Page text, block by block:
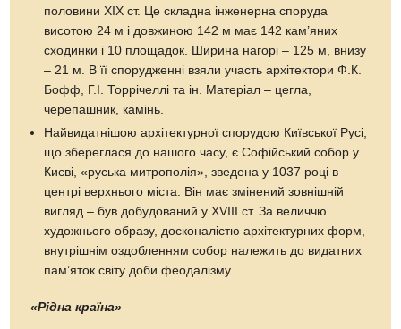
половини XIX ст. Це складна інженерна споруда
висотою 24 м і довжиною 142 м має 142 кам’яних
сходинки і 10 площадок. Ширина нагорі – 125 м, внизу
– 21 м. В її спорудженні взяли участь архітектори Ф.К.
Бофф, Г.І. Торрічеллі та ін. Матеріал – цегла,
черепашник, камінь.
Найвидатнішою архітектурної спорудою Київської Русі,
що збереглася до нашого часу, є Софійський собор у
Києві, «руська митрополія», зведена у 1037 році в
центрі верхнього міста. Він має змінений зовнішній
вигляд – був добудований у XVIII ст. За величчю
художнього образу, досконалістю архітектурних форм,
внутрішнім оздобленням собор належить до видатних
пам’яток світу доби феодалізму.
«Рідна країна»